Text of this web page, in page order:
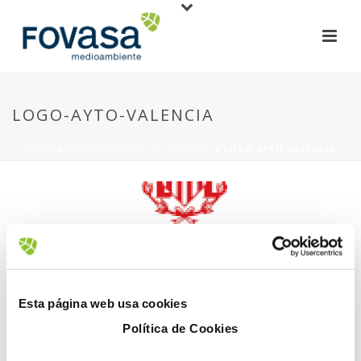
Esta página web usa cookies
Política de Cookies
LOGO-AYTO-VALENCIA
20 December, 2017